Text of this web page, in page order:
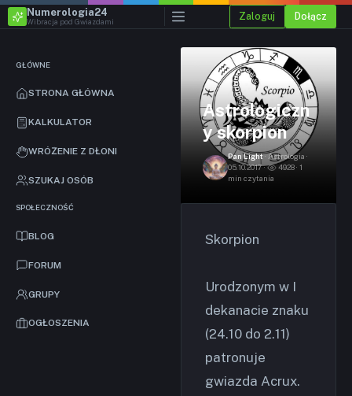
GŁÓWNE
STRONA GŁÓWNA
KALKULATOR
WRÓŻENIE Z DŁONI
SZUKAJ OSÓB
SPOŁECZNOŚĆ
BLOG
FORUM
GRUPY
OGŁOSZENIA
Numerologia24
Wibracja pod Gwiazdami Zaloguj Dołącz
Astrologiczn
y skorpion
Pan Light· Astrologia ·
05.10.2017 ·
4928 · 1
min czytania
Skorpion
Urodzonym w I
dekanacie znaku
(24.10 do 2.11)
patronuje
gwiazda Acrux.